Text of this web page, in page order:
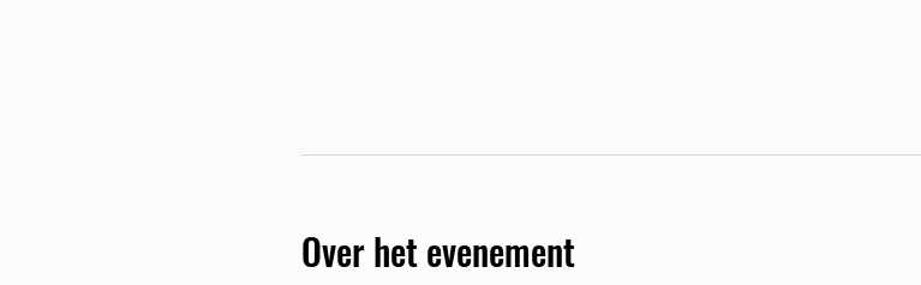
Over het evenement